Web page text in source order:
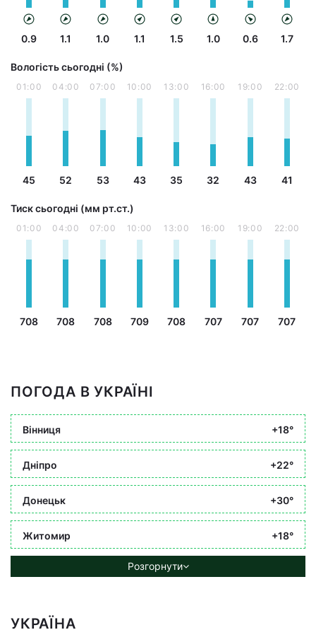
0.9 1.1 1.0 1.1 1.5 1.0 0.6 1.7
Вологість сьогодні (%)
01:00
45
04:00
52
07:00
53
10:00
43
13:00
35
16:00
32
19:00
43
22:00
41
Тиск сьогодні (мм рт.ст.)
01:00
708
04:00
708
07:00
708
10:00
709
13:00
708
16:00
707
19:00
707
22:00
707
ПОГОДА В УКРАЇНІ
Вінниця +18°
Дніпро +22°
Донецьк +30°
Житомир +18°
Розгорнути
УКРАЇНА